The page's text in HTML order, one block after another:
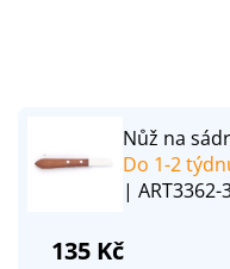
Nůž na
Do 1-2
| ART3362-
135 Kč